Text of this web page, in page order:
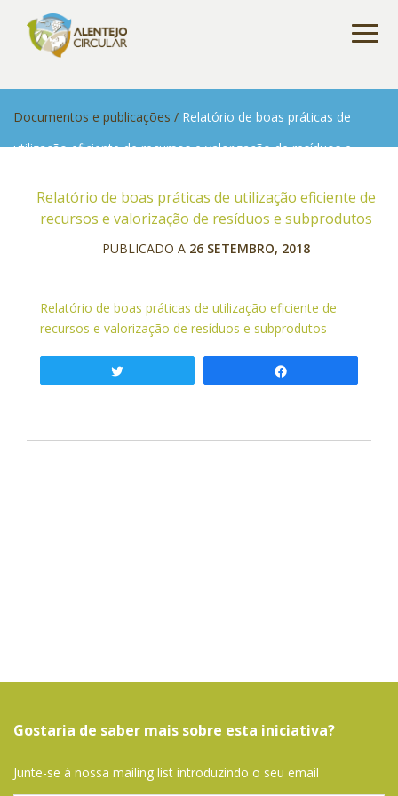
Documentos e publicações / Relatório de boas práticas de
utilização eficiente de recursos e valorização de resíduos e
Relatório de boas práticas de utilização eficiente de
recursos e valorização de resíduos e subprodutos
PUBLICADO A 26 SETEMBRO, 2018
Relatório de boas práticas de utilização eficiente de
recursos e valorização de resíduos e subprodutos
Gostaria de saber mais sobre esta iniciativa?
Junte-se à nossa mailing list introduzindo o seu email